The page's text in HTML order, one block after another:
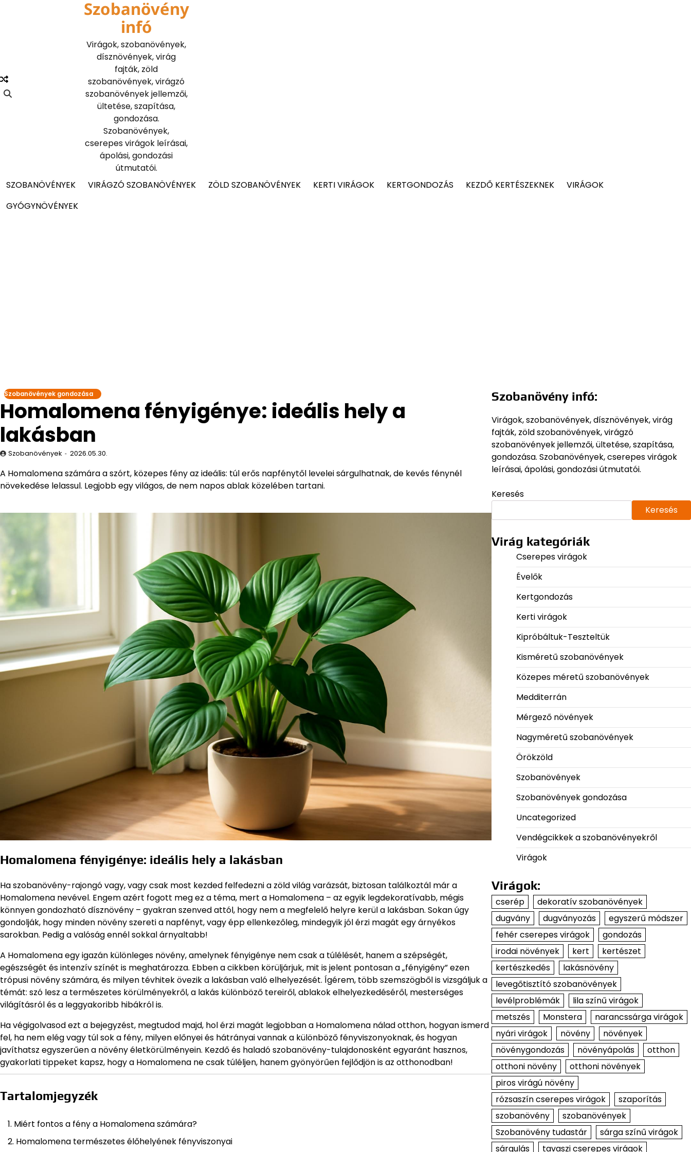
Szobanövény
infó
Virágok, szobanövények,
dísznövények, virág
fajták, zöld
szobanövények, virágzó
szobanövények jellemzői,
ültetése, szapítása,
gondozása.
Szobanövények,
cserepes virágok leírásai,
ápolási, gondozási
útmutatói.
SZOBANÖVÉNYEK
VIRÁGZÓ SZOBANÖVÉNYEK ZÖLD SZOBANÖVÉNYEK KERTI VIRÁGOK KERTGONDOZÁS KEZDŐ KERTÉSZEKNEK
VIRÁGOK
GYÓGYNÖVÉNYEK
Szobanövények gondozása
Homalomena fényigénye: ideális hely a
lakásban
Szobanövények 2026.05.30.
A Homalomena számára a szórt, közepes fény az ideális: túl erős napfénytől levelei sárgulhatnak, de kevés fénynél
növekedése lelassul. Legjobb egy világos, de nem napos ablak közelében tartani.
Homalomena fényigénye: ideális hely a lakásban
Ha szobanövény-rajongó vagy, vagy csak most kezded felfedezni a zöld világ varázsát, biztosan találkoztál már a
Homalomena nevével. Engem azért fogott meg ez a téma, mert a Homalomena – az egyik legdekoratívabb, mégis
könnyen gondozható dísznövény – gyakran szenved attól, hogy nem a megfelelő helyre kerül a lakásban. Sokan úgy
gondolják, hogy minden növény szereti a napfényt, vagy épp ellenkezőleg, mindegyik jól érzi magát egy árnyékos
sarokban. Pedig a valóság ennél sokkal árnyaltabb!
A Homalomena egy igazán különleges növény, amelynek fényigénye nem csak a túlélését, hanem a szépségét,
egészségét és intenzív színét is meghatározza. Ebben a cikkben körüljárjuk, mit is jelent pontosan a „fényigény” ezen
trópusi növény számára, és milyen tévhitek övezik a lakásban való elhelyezését. Ígérem, több szemszögből is vizsgáljuk a
témát: szó lesz a természetes körülményekről, a lakás különböző tereiről, ablakok elhelyezkedéséről, mesterséges
világításról és a leggyakoribb hibákról is.
Ha végigolvasod ezt a bejegyzést, megtudod majd, hol érzi magát legjobban a Homalomena nálad otthon, hogyan ismerd
fel, ha nem elég vagy túl sok a fény, milyen előnyei és hátrányai vannak a különböző fényviszonyoknak, és hogyan
javíthatsz egyszerűen a növény életkörülményein. Kezdő és haladó szobanövény-tulajdonosként egyaránt hasznos,
gyakorlati tippeket kapsz, hogy a Homalomena ne csak túléljen, hanem gyönyörűen fejlődjön is az otthonodban!
Tartalomjegyzék
Miért fontos a fény a Homalomena számára?
Homalomena természetes élőhelyének fényviszonyai
Szobanövény infó:
Virágok, szobanövények, dísznövények, virág
fajták, zöld szobanövények, virágzó
szobanövények jellemzői, ültetése, szapítása,
gondozása. Szobanövények, cserepes virágok
leírásai, ápolási, gondozási útmutatói.
Keresés
Keresés
Virág kategóriák
Cserepes virágok
Évelők
Kertgondozás
Kerti virágok
Kipróbáltuk-Teszteltük
Kisméretű szobanövények
Közepes méretű szobanövények
Medditerrán
Mérgező növények
Nagyméretű szobanövények
Örökzöld
Szobanövények
Szobanövények gondozása
Uncategorized
Vendégcikkek a szobanövényekről
Virágok
Virágok:
cserép
dekoratív szobanövények
dugvány
dugványozás
egyszerű módszer
fehér cserepes virágok
gondozás
irodai növények
kert
kertészet
kertészkedés
lakásnövény
levegőtisztító szobanövények
levélproblémák
lila színű virágok
metszés
Monstera
narancssárga virágok
nyári virágok
növény
növények
növénygondozás
növényápolás
otthon
otthoni növény
otthoni növények
piros virágú növény
rózsaszín cserepes virágok
szaporítás
szobanövény
szobanövények
Szobanövény tudastár
sárga színű virágok
sárgulás
tavaszi cserepes virágok